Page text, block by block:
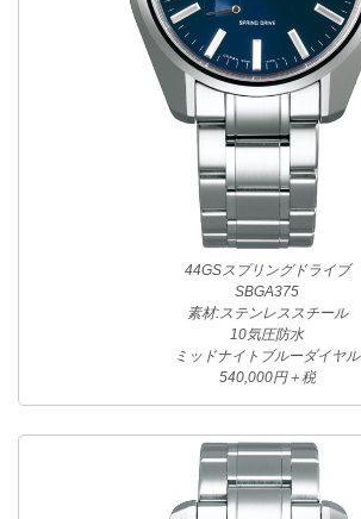
44GSスプリングドライブ
SBGA375
素材:ステンレススチール
10気圧防水
ミッドナイトブルーダイヤル
540,000円＋税